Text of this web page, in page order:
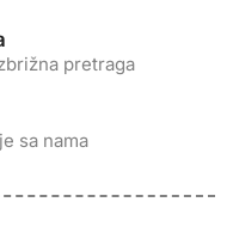
pretraga
sa nama